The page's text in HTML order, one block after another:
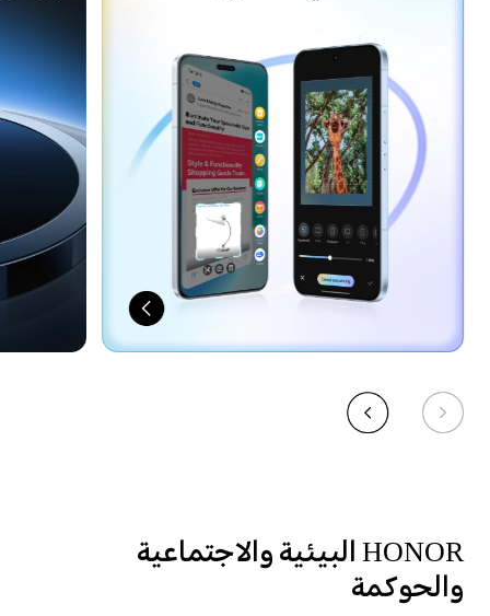
HONOR البيئية والاجتماعية
والحوكمة